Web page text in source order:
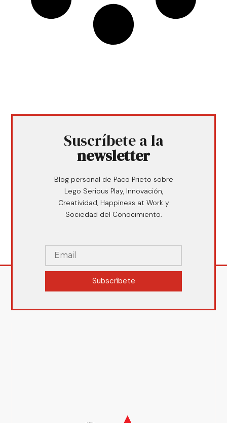
Suscríbete a la
newsletter
Blog personal de Paco Prieto sobre
Lego Serious Play, Innovación,
Creatividad, Happiness at Work y
Sociedad del Conocimiento.
Subscríbete